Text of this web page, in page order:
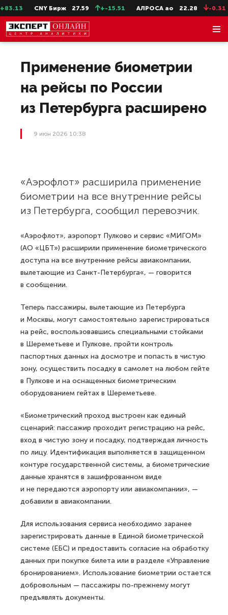
CNY Бирж 27.59 +-15.51 АЛРОСА ао 22.28 -0.31
Применение биометрии
на рейсы по России
из Петербурга расширено
9 июн 2026 10:38
«Аэрофлот» расширила применение
биометрии на все внутренние рейсы
из Петербурга, сообщил перевозчик.
«Аэрофлот», аэропорт Пулково и сервис «МИГОМ»
(АО «ЦБТ») расширили применение биометрического
доступа на все внутренние рейсы авиакомпании,
вылетающие из Санкт-Петербурга«, — говорится
в сообщении.
Теперь пассажиры, вылетающие из Петербурга
и Москвы, могут самостоятельно зарегистрироваться
на рейс, воспользовавшись специальными стойками
в Шереметьеве и Пулкове, пройти контроль
паспортных данных на досмотре и попасть в чистую
зону, осуществить посадку в самолет на любом гейте
в Пулкове и на оснащенных биометрическим
оборудованием гейтах в Шереметьеве.
«Биометрический проход выстроен как единый
сценарий: пассажир проходит регистрацию на рейс,
вход в чистую зону и посадку, подтверждая личность
по лицу. Идентификация выполняется в защищенном
контуре государственной системы, а биометрические
данные хранятся в зашифрованном виде
и не передаются аэропорту или авиакомпании», —
добавили в авиакомпании.
Для использования сервиса необходимо заранее
зарегистрировать данные в Единой биометрической
системе (ЕБС) и предоставить согласие на обработку
данных при покупке билета или в разделе «Управление
бронированием». Использование биометрии остается
добровольным — пассажиры по-прежнему могут
предъявлять документы.